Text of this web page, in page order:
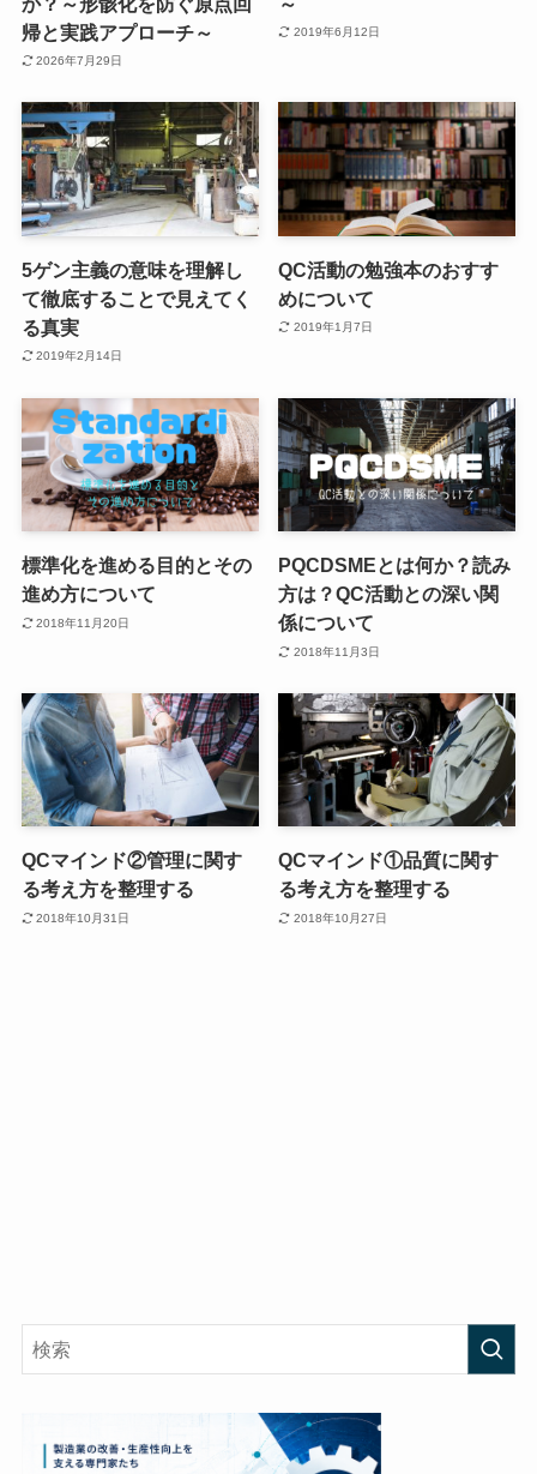
帰と実践アプローチ～
2026年7月29日
2019年6月12日
5ゲン主義の意味を理解し
て徹底することで見えてく
る真実
2019年2月14日
QC活動の勉強本のおすす
めについて
2019年1月7日
標準化を進める目的とその
進め方について
2018年11月20日
PQCDSMEとは何か？読み
方は？QC活動との深い関
係について
2018年11月3日
QCマインド②管理に関す
る考え方を整理する
2018年10月31日
QCマインド①品質に関す
る考え方を整理する
2018年10月27日